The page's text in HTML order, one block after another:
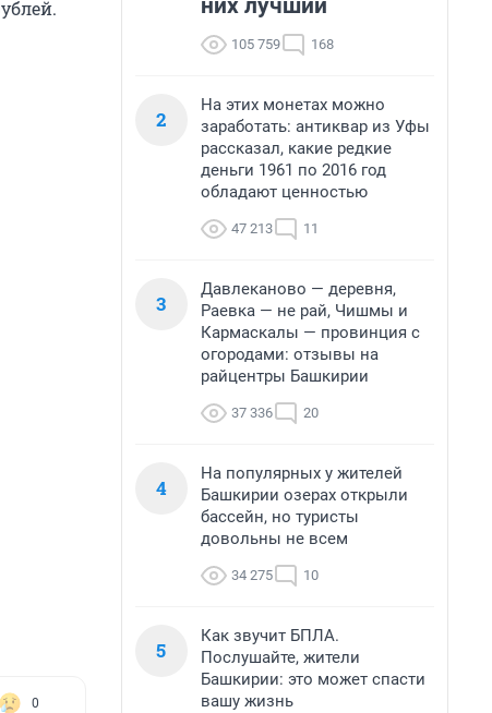
0
них лучший
105 759 168
2
На этих монетах можно
заработать: антиквар из Уфы
рассказал, какие редкие
деньги 1961 по 2016 год
обладают ценностью
47 213 11
3
Давлеканово — деревня,
Раевка — не рай, Чишмы и
Кармаскалы — провинция с
огородами: отзывы на
райцентры Башкирии
37 336 20
4
На популярных у жителей
Башкирии озерах открыли
бассейн, но туристы
довольны не всем
34 275 10
5
Как звучит БПЛА.
Послушайте, жители
Башкирии: это может спасти
вашу жизнь